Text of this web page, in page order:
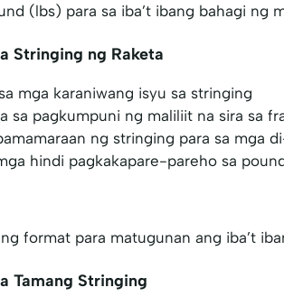
(lbs) para sa iba’t ibang bahagi ng
Stringing ng Raketa
mga karaniwang isyu sa stringing
sa pagkumpuni ng maliliit na sira sa
ng stringing para sa mga
hindi pagkakapare-pareho sa
format para matugunan ang iba’t
Tamang Stringing